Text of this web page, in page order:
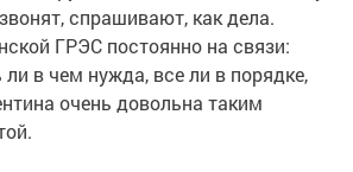
спрашивают, как дела.
ГРЭС постоянно на связи:
ли в чем нужда, все ли в порядке,
очень довольна таким